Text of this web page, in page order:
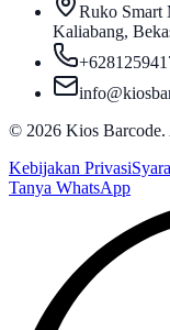
Ruko Smart
Kaliabang,
© 2026 Kios Barcode.
Kebijakan Privasi
Tanya WhatsApp